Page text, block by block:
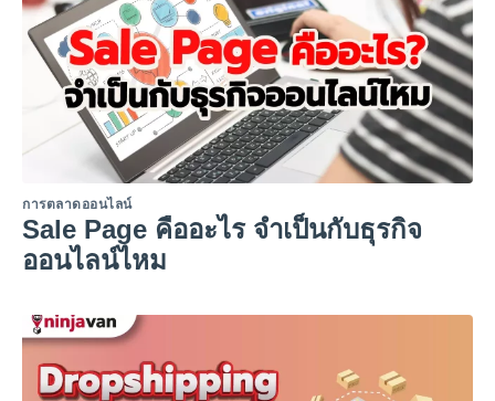
การตลาดออนไลน์
Sale Page คืออะไร จำเป็นกับธุรกิจ
ออนไลน์ไหม